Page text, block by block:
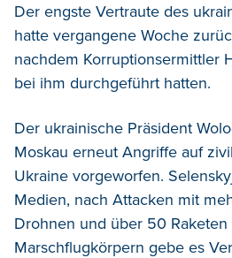
Der engste Vertraute des
hatte vergangene Woche
nachdem Korruptionsermittler
bei ihm durchgeführt hatten.
Der ukrainische Präsident
Moskau erneut Angriffe auf
Ukraine vorgeworfen.
Medien, nach Attacken mit
Drohnen und über 50 Raketen
Marschflugkörpern gebe es